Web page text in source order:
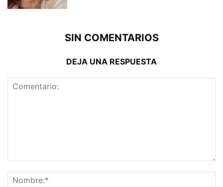
SIN COMENTARIOS
DEJA UNA RESPUESTA